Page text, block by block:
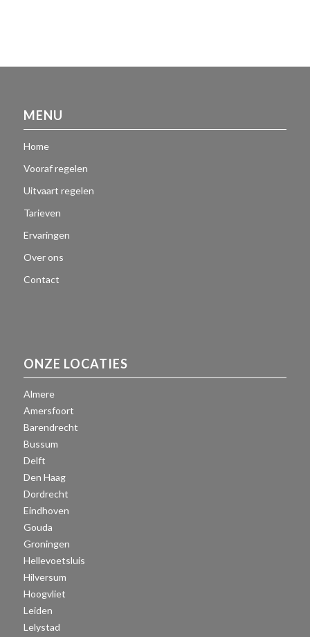
MENU
Home
Vooraf regelen
Uitvaart regelen
Tarieven
Ervaringen
Over ons
Contact
ONZE LOCATIES
Almere
Amersfoort
Barendrecht
Bussum
Delft
Den Haag
Dordrecht
Eindhoven
Gouda
Groningen
Hellevoetsluis
Hilversum
Hoogvliet
Leiden
Lelystad